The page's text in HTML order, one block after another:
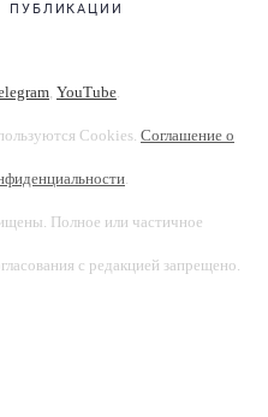
ПУБЛИКАЦИИ
, YouTube.
Cookies. Соглашение о
.
Полное или частичное
с редакцией запрещено.